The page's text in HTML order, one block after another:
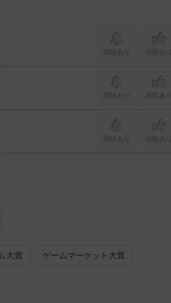
大賞 ゲームマーケット大賞